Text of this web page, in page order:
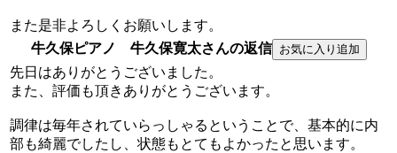
また是非よろしくお願いします。
牛久保ピアノ 牛久保寛太さんの返信
先日はありがとうございました。
また、評価も頂きありがとうございます。
調律は毎年されていらっしゃるということで、基本的に内
部も綺麗でしたし、状態もとてもよかったと思います。